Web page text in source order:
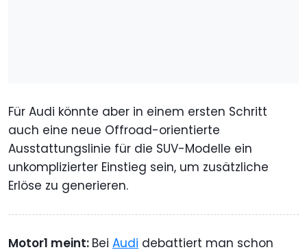
Für Audi könnte aber in einem ersten Schritt
auch eine neue Offroad-orientierte
Ausstattungslinie für die SUV-Modelle ein
unkomplizierter Einstieg sein, um zusätzliche
Erlöse zu generieren.
Motor1 meint: Bei Audi debattiert man schon